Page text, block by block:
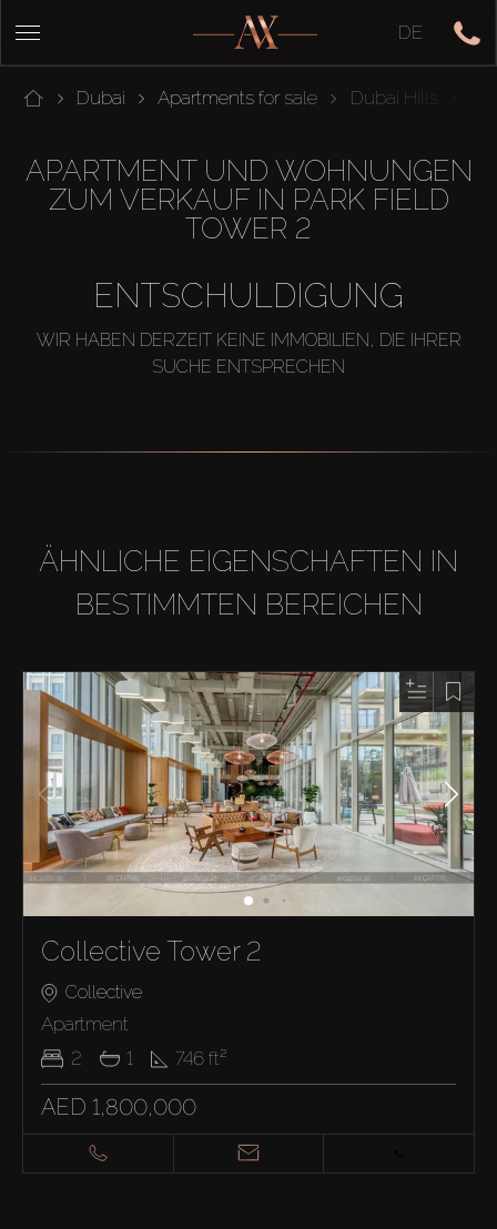
DE
Dubai Apartments for sale Dubai Hills
APARTMENT UND WOHNUNGEN
ZUM VERKAUF IN PARK FIELD
TOWER 2
ENTSCHULDIGUNG
WIR HABEN DERZEIT KEINE IMMOBILIEN, DIE IHRER
SUCHE ENTSPRECHEN
ÄHNLICHE EIGENSCHAFTEN IN
BESTIMMTEN BEREICHEN
Collective Tower 2
Collective
Apartment
2
1 746 ft²
AED 1,800,000